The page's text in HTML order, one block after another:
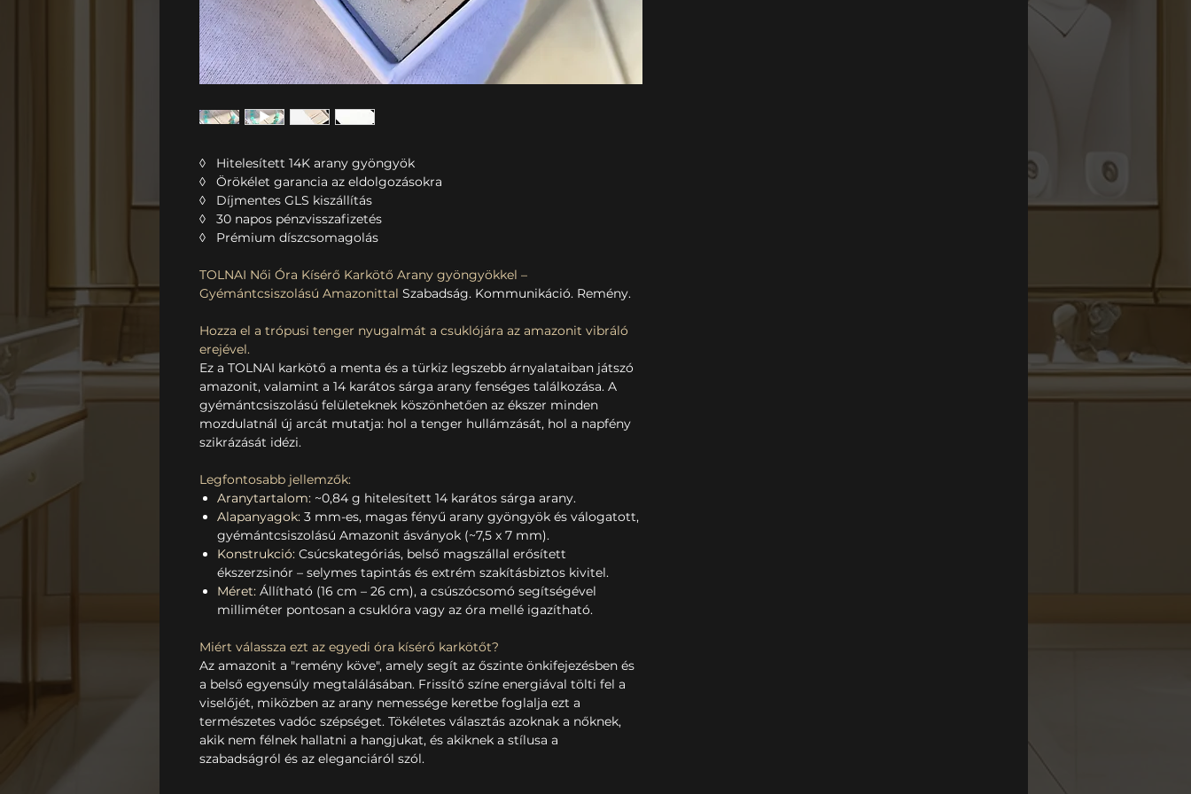
◊ Hitelesített 14K arany gyöngyök
◊ Örökélet garancia az eldolgozásokra
◊ Díjmentes GLS kiszállítás
◊ 30 napos pénzvisszafizetés
◊ Prémium díszcsomagolás
TOLNAI Női Óra Kísérő Karkötő Arany gyöngyökkel –
Gyémántcsiszolású Amazonittal Szabadság. Kommunikáció. Remény.
Hozza el a trópusi tenger nyugalmát a csuklójára az amazonit vibráló
erejével.
Ez a TOLNAI karkötő a menta és a türkiz legszebb árnyalataiban játszó
amazonit, valamint a 14 karátos sárga arany fenséges találkozása. A
gyémántcsiszolású felületeknek köszönhetően az ékszer minden
mozdulatnál új arcát mutatja: hol a tenger hullámzását, hol a napfény
szikrázását idézi.
Legfontosabb jellemzők:
Aranytartalom: ~0,84 g hitelesített 14 karátos sárga arany.
Alapanyagok: 3 mm-es, magas fényű arany gyöngyök és válogatott,
gyémántcsiszolású Amazonit ásványok (~7,5 x 7 mm).
Konstrukció: Csúcskategóriás, belső magszállal erősített
ékszerzsinór – selymes tapintás és extrém szakításbiztos kivitel.
Méret: Állítható (16 cm – 26 cm), a csúszócsomó segítségével
milliméter pontosan a csuklóra vagy az óra mellé igazítható.
Miért válassza ezt az egyedi óra kísérő karkötőt?
Az amazonit a "remény köve", amely segít az őszinte önkifejezésben és
a belső egyensúly megtalálásában. Frissítő színe energiával tölti fel a
viselőjét, miközben az arany nemessége keretbe foglalja ezt a
természetes vadóc szépséget. Tökéletes választás azoknak a nőknek,
akik nem félnek hallatni a hangjukat, és akiknek a stílusa a
szabadságról és az eleganciáról szól.